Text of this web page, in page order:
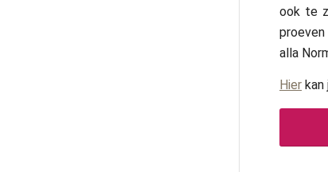
ook te
alla
Hier kan